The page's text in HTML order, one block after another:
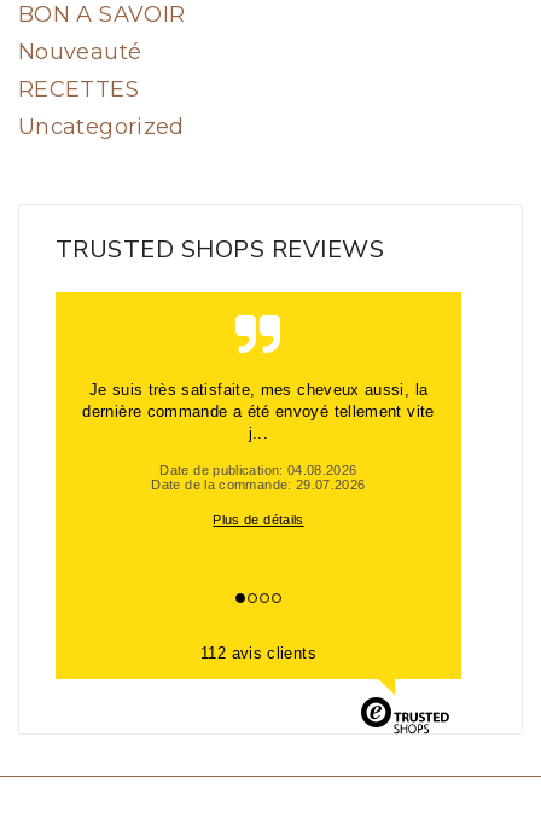
BON A SAVOIR
Nouveauté
RECETTES
Uncategorized
TRUSTED SHOPS REVIEWS
Je suis très satisfaite, mes cheveux aussi, la
dernière commande a été envoyé tellement vite
j...
Date de publication: 04.08.2026
Date de la commande: 29.07.2026
Plus de détails
112 avis clients